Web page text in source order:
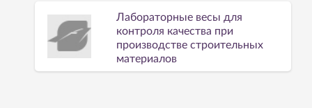
Лабораторные весы для
контроля качества при
производстве строительных
материалов